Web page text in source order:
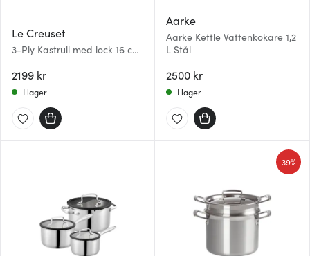
Le Creuset
3-Ply Kastrull med lock 16 cm
2199 kr
I lager
Aarke
Aarke Kettle Vattenkokare 1,2
L Stål
2500 kr
I lager
39%